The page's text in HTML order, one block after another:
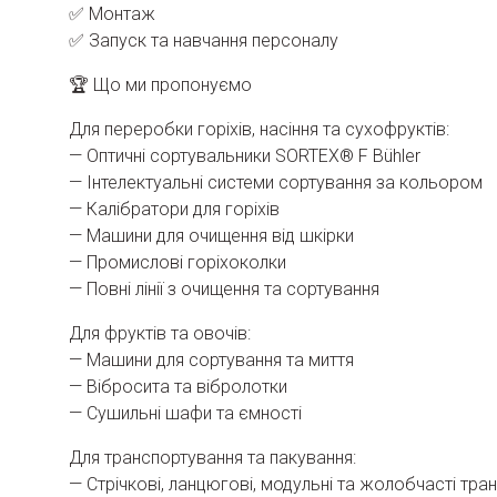
✅ Монтаж
✅ Запуск та навчання персоналу
🏆 Що ми пропонуємо
Для переробки горіхів, насіння та сухофруктів:
— Оптичні сортувальники SORTEX® F Bühler
— Інтелектуальні системи сортування за кольором
— Калібратори для горіхів
— Машини для очищення від шкірки
— Промислові горіхоколки
— Повні лінії з очищення та сортування
Для фруктів та овочів:
— Машини для сортування та миття
— Вібросита та вібролотки
— Сушильні шафи та ємності
Для транспортування та пакування:
— Стрічкові, ланцюгові, модульні та жолобчасті